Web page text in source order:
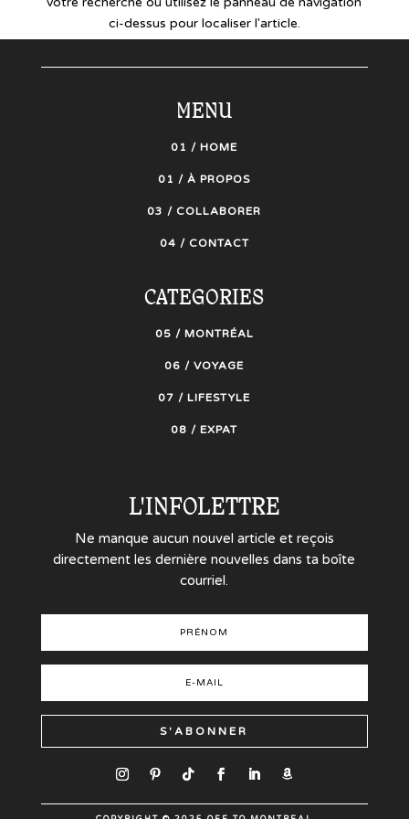
ci-dessus pour localiser l'article.
MENU
01 / HOME
01 / À PROPOS
03 / COLLABORER
04 / CONTACT
CATEGORIES
05 / MONTRÉAL
06 / VOYAGE
07 / LIFESTYLE
08 / EXPAT
L'INFOLETTRE
Ne manque aucun nouvel article et reçois
directement les dernière nouvelles dans ta boîte
courriel.
S'ABONNER